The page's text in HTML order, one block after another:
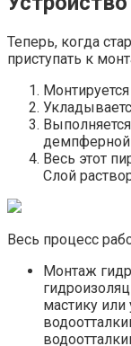
Теперь, когда
приступать к
демпферной
Весь этот
Слой
Весь процесс
Монтаж
мастику